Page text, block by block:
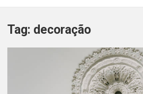
Tag: decoração